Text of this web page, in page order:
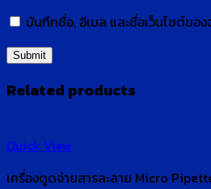
บันทึกชื่อ, อีเมล และชื่อเว็บไซต์ขอ
Related products
Quick View
เครื่องดูดจ่ายสารละลาย Micro